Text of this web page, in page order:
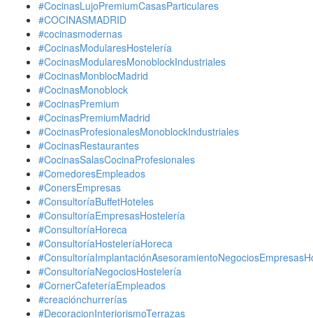
#CocinasLujoPremiumCasasParticulares
#COCINASMADRID
#cocinasmodernas
#CocinasModularesHostelería
#CocinasModularesMonoblockIndustriales
#CocinasMonblocMadrid
#CocinasMonoblock
#CocinasPremium
#CocinasPremiumMadrid
#CocinasProfesionalesMonoblockIndustriales
#CocinasRestaurantes
#CocinasSalasCocinaProfesionales
#ComedoresEmpleados
#ConersEmpresas
#ConsultoríaBuffetHoteles
#ConsultoríaEmpresasHostelería
#ConsultoríaHoreca
#ConsultoríaHosteleríaHoreca
#ConsultoríaNegociosHostelería
#CornerCafeteríaEmpleados
#creaciónchurrerías
#DecoracionInteriorismoTerrazas